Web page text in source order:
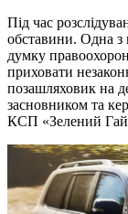
Під час
обставини. Одна з
думку
приховати
позашляховик на
засновником та
КСП «Зелений